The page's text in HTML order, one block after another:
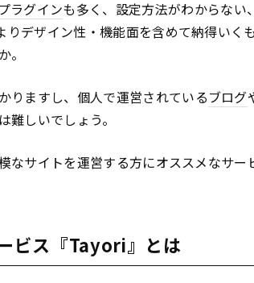
プラグインも多く、設定方法がわからない
りデザイン性・機能面を含めて納得いく
りますし、個人で運営されているブログ
しいでしょう。
なサイトを運営する方にオススメなサー
ビス『Tayori』とは